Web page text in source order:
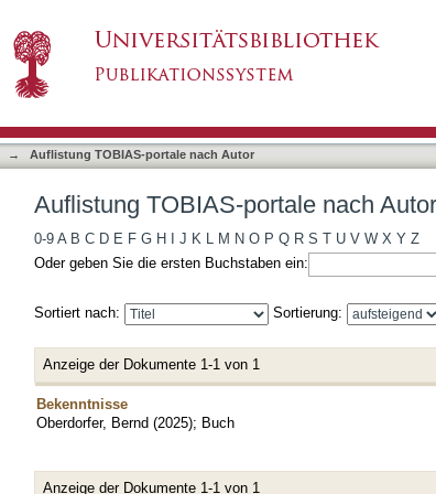
→ Auflistung TOBIAS-portale nach Autor
Auflistung TOBIAS-portale nach
0-9 A B C D E F G H J K L M N O P Q R S T U V W X Y Z
Oder geben Sie die ersten Buchstaben ein:
Sortiert nach: Sortierung:
Anzeige der Dokumente 1-1 von 1
Bekenntnisse
Oberdorfer, Bernd (2025); Buch
Anzeige der Dokumente 1-1 von 1